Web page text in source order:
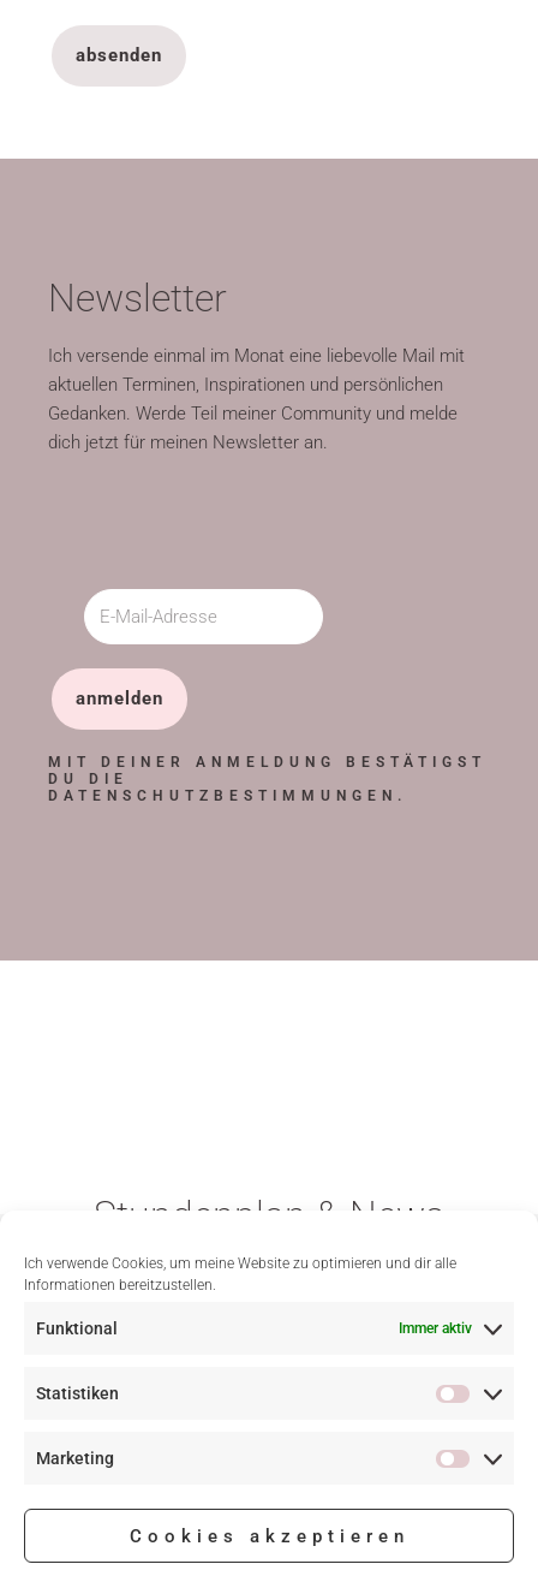
Ich verwende Cookies, um meine Website zu optimieren und dir alle
Informationen bereitzustellen.
Funktional Immer aktiv
Statistiken
Marketing
Cookies akzeptieren
absenden
Newsletter
Ich versende einmal im Monat eine liebevolle Mail mit
aktuellen Terminen, Inspirationen und persönlichen
Gedanken. Werde Teil meiner Community und melde
dich jetzt für meinen Newsletter an.
anmelden
MIT DEINER ANMELDUNG BESTÄTIGST
DU DIE
DATENSCHUTZBESTIMMUNGEN.
Stundenplan & News
findest du hier